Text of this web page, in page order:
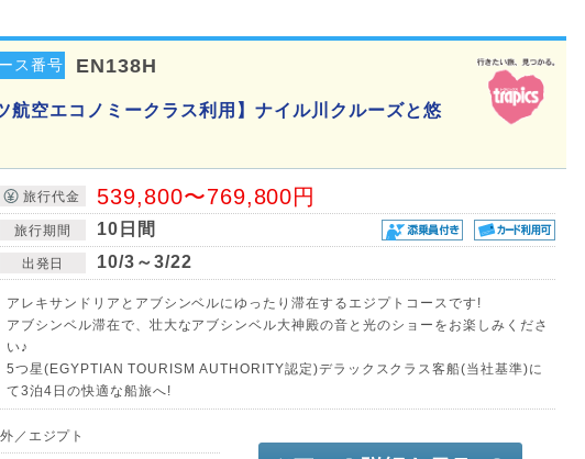
ス番号 EN138H
空エコノミークラス利用】ナイル川クルーズと悠
旅行代金 539,800〜769,800円
旅行期間 10日間
出発日 10/3～3/22
アレキサンドリアとアブシンベルにゆったり滞在するエジプトコースです!
アブシンベル滞在で、壮大なアブシンベル大神殿の音と光のショーをお楽しみくださ
い♪
5つ星(EGYPTIAN TOURISM AUTHORITY認定)デラックスクラス客船(当社基準)に
て3泊4日の快適な船旅へ!
／エジプト